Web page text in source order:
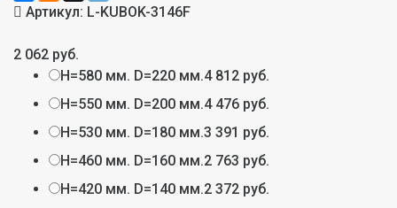
Артикул: L-KUBOK-3146F
2 062 руб.
H=580 мм. D=220 мм.4 812 руб.
H=550 мм. D=200 мм.4 476 руб.
H=530 мм. D=180 мм.3 391 руб.
H=460 мм. D=160 мм.2 763 руб.
H=420 мм. D=140 мм.2 372 руб.